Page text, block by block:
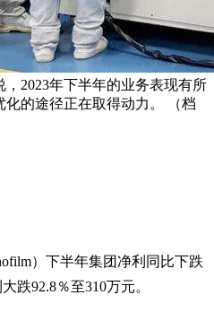
2023年下半年的业务表现有所
的途径正在取得动力。 （档
）下半年集团净利同比下跌
跌92.8％至310万元。